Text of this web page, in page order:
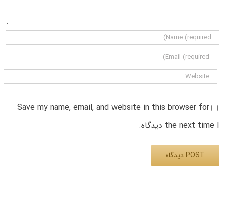
Save my name, email, and website in this browser for
the next time I دیدگاه.